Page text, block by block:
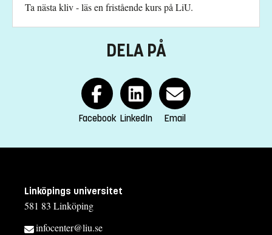
kinga.barrarfrem@liu.se
013-28 15 47
Åsa Carmesten, studievägledare
013-28 25 73
Ta nästa kliv - läs en fristående kurs på LiU.
DELA PÅ
Facebook LinkedIn Email
Linköpings universitet
581 83 Linköping
infocenter@liu.se